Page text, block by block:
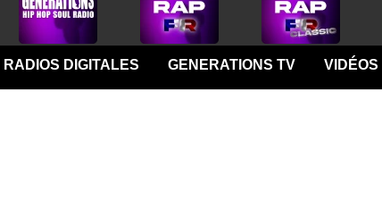
RADIOS DIGITALES GENERATIONS TV VIDÉOS